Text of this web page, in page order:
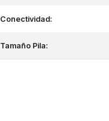
Conectividad:
Tamaño Pila: